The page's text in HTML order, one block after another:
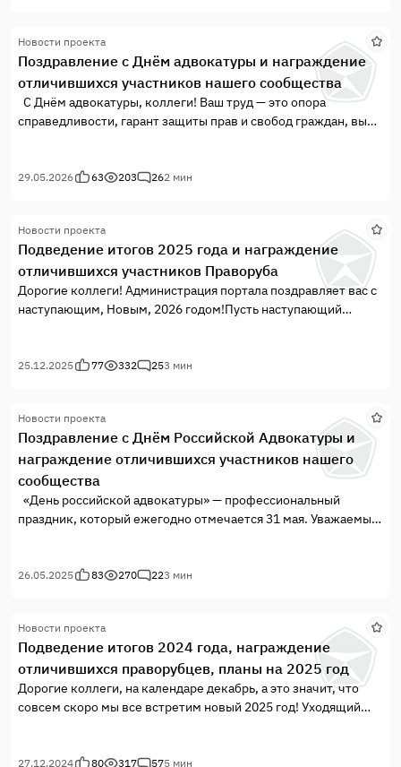
Новости проекта
Поздравление с Днём адвокатуры и награждение
отличившихся участников нашего сообщества
С Днём адвокатуры, коллеги! Ваш труд — это опора
справедливости, гарант защиты прав и свобод граждан, вы
она под угрозой.
нашей страны.
29.05.2026 63 203 262 мин
Новости проекта
Подведение итогов 2025 года и награждение
отличившихся участников Праворуба
Дорогие коллеги! Администрация портала поздравляет вас с
наступающим, Новым, 2026 годом!Пусть наступающий
вопросов и удовлетворение от достигнутых
25.12.2025 77 332 253 мин
Новости проекта
Поздравление с Днём Российской Адвокатуры и
награждение отличившихся участников нашего
сообщества
«День российской адвокатуры» — профессиональный
праздник, который ежегодно отмечается 31 мая. Уважаемые
с защитой прав, свобод и отстаивает интересы граждан.
26.05.2025 83 270 223 мин
Новости проекта
Подведение итогов 2024 года, награждение
отличившихся праворубцев, планы на 2025 год
Дорогие коллеги, на календаре декабрь, а это значит, что
совсем скоро мы все встретим новый 2025 год! Уходящий
разочаровываться, ведь все плохое можно обратить в
27.12.2024 80 317 575 мин